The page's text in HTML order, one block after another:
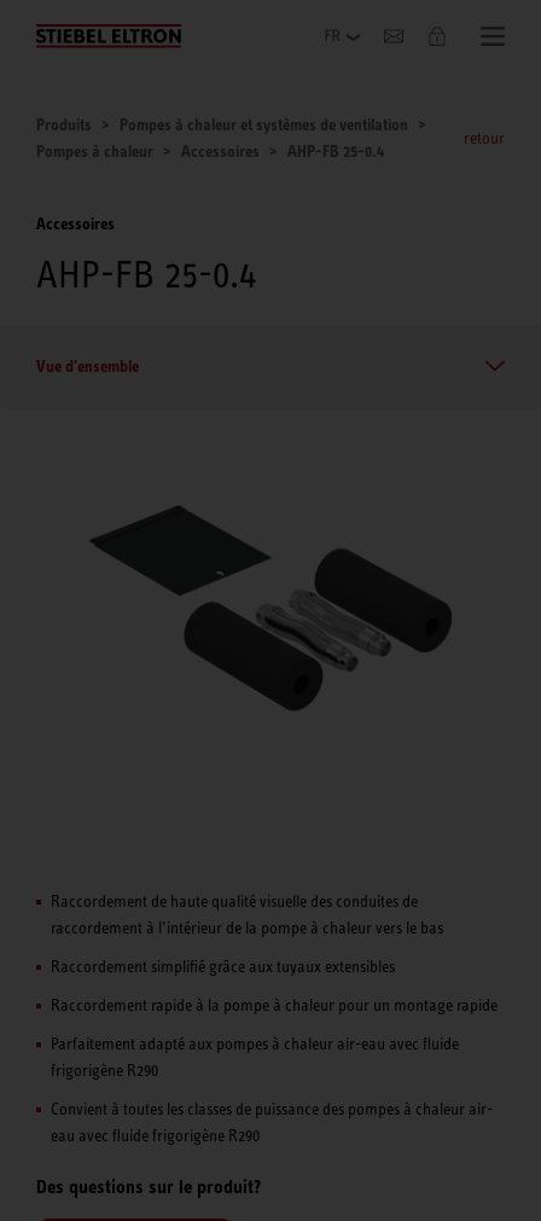
Entreprise
Produits
Pompes à chaleur et systèmes de ventilation
Pompes à chaleur
Accessoires AHP-FB 25-0.4
retour
Accessoires
AHP-FB 25-0.4
Vue d'ensemble
Raccordement de haute qualité visuelle des conduites de
raccordement à l’intérieur de la pompe à chaleur vers le bas
Raccordement simplifié grâce aux tuyaux extensibles
Raccordement rapide à la pompe à chaleur pour un montage rapide
Parfaitement adapté aux pompes à chaleur air-eau avec fluide
frigorigène R290
Convient à toutes les classes de puissance des pompes à chaleur air-
eau avec fluide frigorigène R290
Des questions sur le produit?